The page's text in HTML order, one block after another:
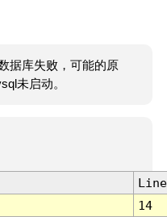
据库失败，可能的原
未启动。
Line
14